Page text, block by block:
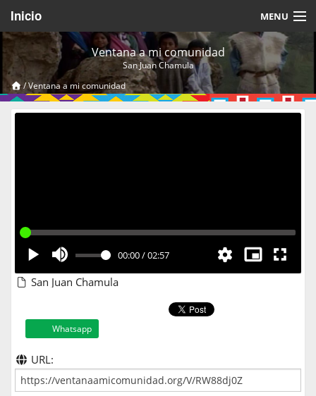
Inicio MENU
Acerca de
Videos Temáticos
Cerrar Sesión
Ventana a mi comunidad
San Juan Chamula
/Ventana a mi comunidad
00:00/02:57
San Juan Chamula
Whatsapp
URL: